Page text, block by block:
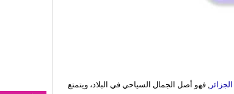
الجزائر , فهو أصل الجمال السياحي في البلاد، ويتمتع